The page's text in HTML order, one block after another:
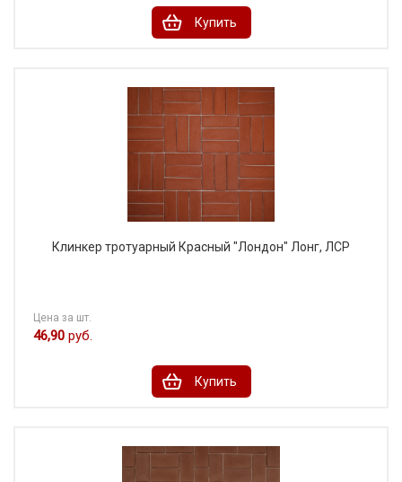
Купить
Клинкер тротуарный Красный "Лондон" Лонг, ЛСР
Цена за шт.
46,90 руб.
Купить